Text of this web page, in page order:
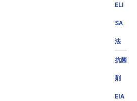
ELI
SA
法
抗菌
剤
EIA